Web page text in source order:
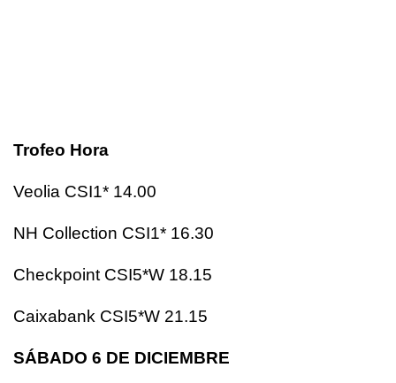
Trofeo Hora
Veolia CSI1* 14.00
NH Collection CSI1* 16.30
Checkpoint CSI5*W 18.15
Caixabank CSI5*W 21.15
SÁBADO 6 DE DICIEMBRE